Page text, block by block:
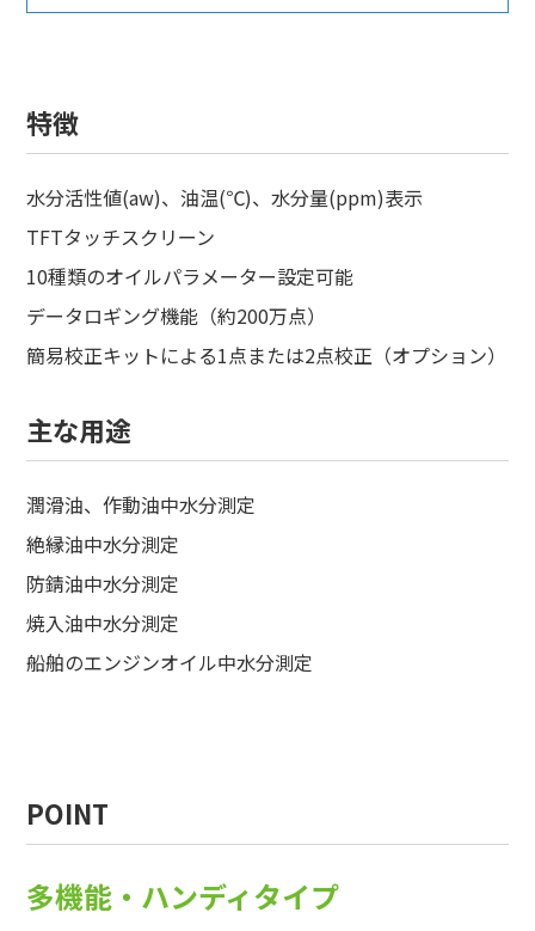
特徴
水分活性値(aw)、油温(℃)、水分量(ppm)表示
TFTタッチスクリーン
10種類のオイルパラメーター設定可能
データロギング機能（約200万点）
簡易校正キットによる1点または2点校正（オプション）
主な用途
潤滑油、作動油中水分測定
絶縁油中水分測定
防錆油中水分測定
焼入油中水分測定
船舶のエンジンオイル中水分測定
POINT
多機能・ハンディタイプ